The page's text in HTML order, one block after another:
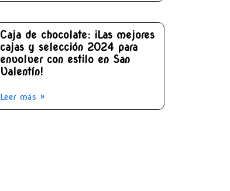
Caja de chocolate: ¡Las mejores
cajas y selección 2024 para
envolver con estilo en San
Valentín!
Leer más »